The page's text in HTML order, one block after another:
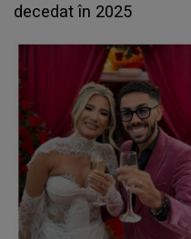
decedat în 2025